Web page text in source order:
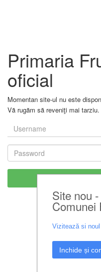
Primaria
oficial
Momentan site-ul nu este
Vă rugăm să reveniţi mai tarziu.
Site nou
Comunei
Vizitează si
Inchide și